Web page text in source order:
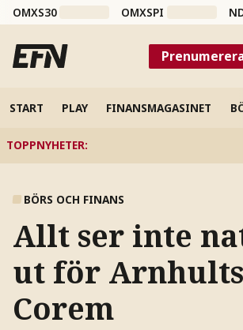
OMXS30 OMXSPI
START PLAY FINANSMAGASINET
TOPPNYHETER:
BÖRS OCH FINANS
Allt ser inte
ut för Arnhults
Corem